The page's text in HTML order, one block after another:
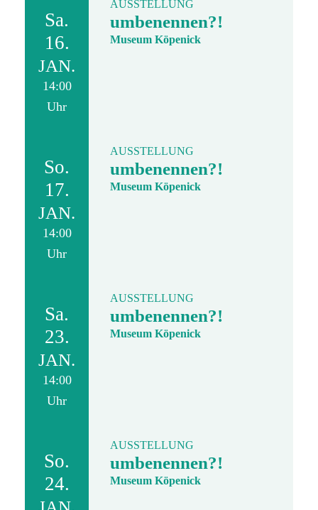
Sa.
16.
JAN.
14:00
Uhr
AUSSTELLUNG
umbenennen?!
Museum Köpenick
So.
17.
JAN.
14:00
Uhr
AUSSTELLUNG
umbenennen?!
Museum Köpenick
Sa.
23.
JAN.
14:00
Uhr
AUSSTELLUNG
umbenennen?!
Museum Köpenick
So.
24.
AUSSTELLUNG
umbenennen?!
Museum Köpenick